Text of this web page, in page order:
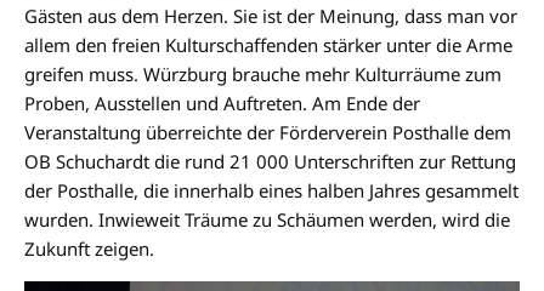
Gästen aus dem Herzen. Sie ist der Meinung, dass man vor
allem den freien Kulturschaffenden stärker unter die Arme
greifen muss. Würzburg brauche mehr Kulturräume zum
Proben, Ausstellen und Auftreten. Am Ende der
Veranstaltung überreichte der Förderverein Posthalle dem
OB Schuchardt die rund 21 000 Unterschriften zur Rettung
der Posthalle, die innerhalb eines halben Jahres gesammelt
wurden. Inwieweit Träume zu Schäumen werden, wird die
Zukunft zeigen.